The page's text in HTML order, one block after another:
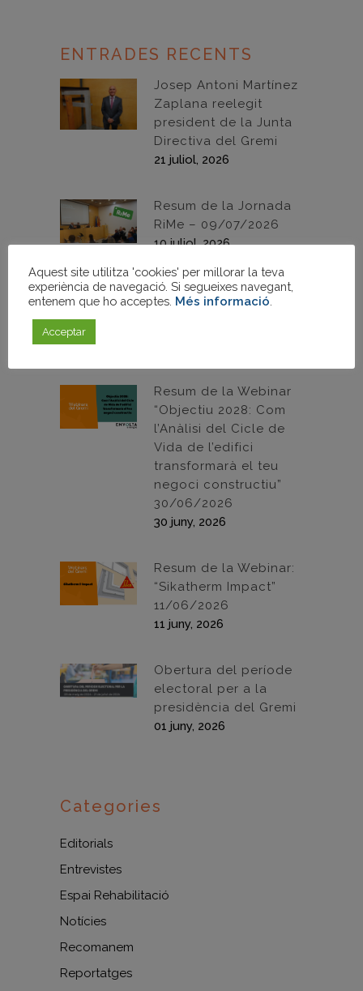
ENTRADES RECENTS
Josep Antoni Martínez
Zaplana reelegit
president de la Junta
Directiva del Gremi
21 juliol, 2026
Resum de la Jornada
RiMe – 09/07/2026
10 juliol, 2026
Proclamació de
candidatures –
Resum de la Webinar
“Objectiu 2028: Com
l’Anàlisi del Cicle de
Vida de l’edifici
transformarà el teu
negoci constructiu”
30/06/2026
30 juny, 2026
Resum de la Webinar:
“Sikatherm Impact”
11/06/2026
11 juny, 2026
Obertura del període
electoral per a la
presidència del Gremi
01 juny, 2026
Categories
Editorials
Entrevistes
Espai Rehabilitació
Notícies
Recomanem
Reportatges
Aquest site utilitza 'cookies' per millorar la teva
experiència de navegació. Si segueixes navegant,
entenem que ho acceptes. Més informació
Acceptar